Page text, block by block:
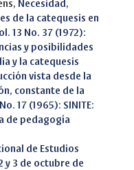
Necesidad,
de la catequesis en
13 No. 37 (1972):
y posibilidades
y la catequesis
vista desde la
constante de la
17 (1965): SINITE:
de pedagogía
de Estudios
y 3 de octubre de